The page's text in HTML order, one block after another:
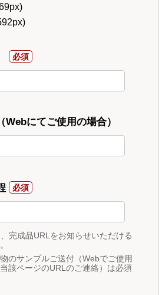
にてご使用の場合）
完成品URLをお知らせいただける
のサンプルご送付（Webでご使用
該ページのURLのご連絡）は必須